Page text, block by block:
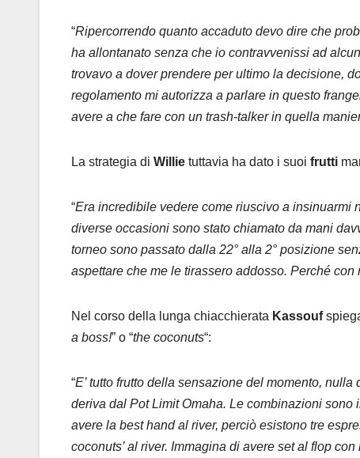
“Ripercorrendo quanto accaduto devo dire che
ha allontanato senza che io contravvenissi ad
trovavo a dover prendere per ultimo la decisione,
regolamento mi autorizza a parlare in questo
avere a che fare con un trash-talker in quella
La strategia di Willie tuttavia ha dato i suoi frutti
“Era incredibile vedere come riuscivo a insinuarmi
diverse occasioni sono stato chiamato da mani
torneo sono passato dalla 22° alla 2° posizione
aspettare che me le tirassero addosso. Perché
Nel corso della lunga chiacchierata Kassouf
a boss!” o “the coconuts“:
“E’ tutto frutto della sensazione del momento,
deriva dal Pot Limit Omaha. Le combinazioni
avere la best hand al river, perciò esistono tre
coconuts’ al river. Immagina di avere set al flop